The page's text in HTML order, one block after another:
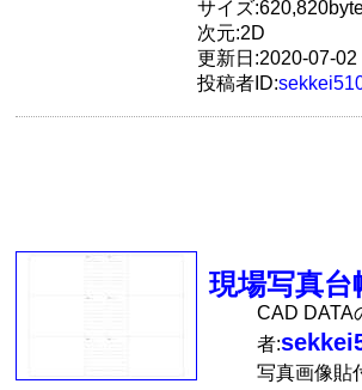
サイズ
次元:2D
更新日:2020-07-02
投稿者ID:
現場写真台
CAD DATA
者:
写真画像貼